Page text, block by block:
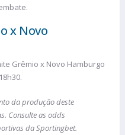
x Novo
Grêmio x Novo Hamburgo
da produção deste
Consulte as odds
da Sportingbet.